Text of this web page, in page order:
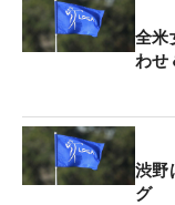
「シェブロンに
と、今季メジャ
ャー出場権を左
「ここでポイン
っていたので、
全米
わせ
渋野
グ